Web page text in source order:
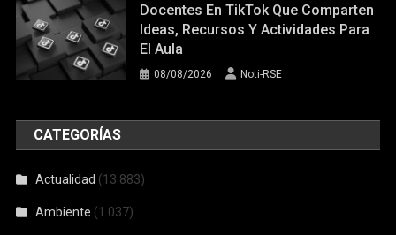
Docentes En TikTok Que Comparten
Ideas, Recursos Y Actividades Para
El Aula
08/08/2026 Noti-RSE
CATEGORÍAS
Actualidad (13.883)
Ambiente (1.037)